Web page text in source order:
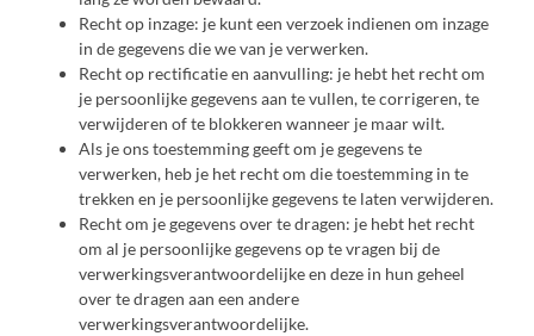
Recht op inzage: je kunt een verzoek indienen om inzage
in de gegevens die we van je verwerken.
Recht op rectificatie en aanvulling: je hebt het recht om
je persoonlijke gegevens aan te vullen, te corrigeren, te
verwijderen of te blokkeren wanneer je maar wilt.
Als je ons toestemming geeft om je gegevens te
verwerken, heb je het recht om die toestemming in te
trekken en je persoonlijke gegevens te laten verwijderen.
Recht om je gegevens over te dragen: je hebt het recht
om al je persoonlijke gegevens op te vragen bij de
verwerkingsverantwoordelijke en deze in hun geheel
over te dragen aan een andere
verwerkingsverantwoordelijke.